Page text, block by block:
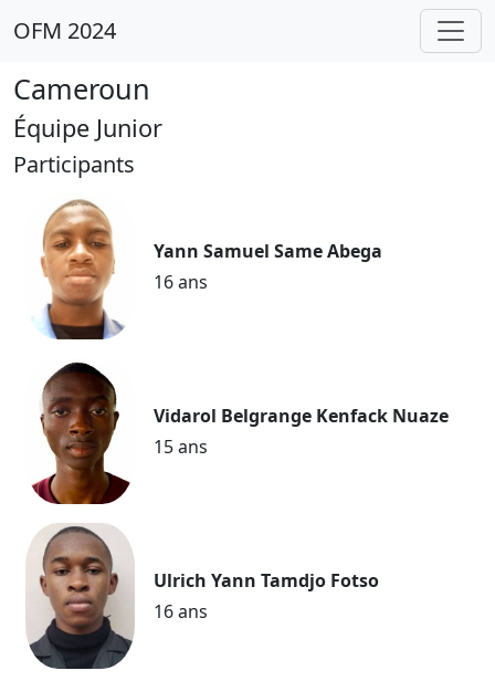
OFM 2024
Cameroun
Équipe Junior
Participants
Yann Samuel Same Abega
16 ans
Vidarol Belgrange Kenfack Nuaze
15 ans
Ulrich Yann Tamdjo Fotso
16 ans